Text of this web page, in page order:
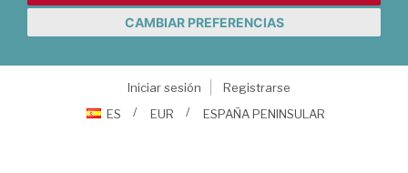
CAMBIAR PREFERENCIAS
Iniciar sesión
Registrarse
ES
EUR ESPAÑA PENINSULAR